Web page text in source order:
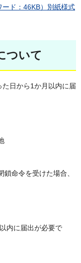
ド：46KB） 別紙様式
ついて
日から1か月以内に届
命令を受けた場合、
内に届出が必要で